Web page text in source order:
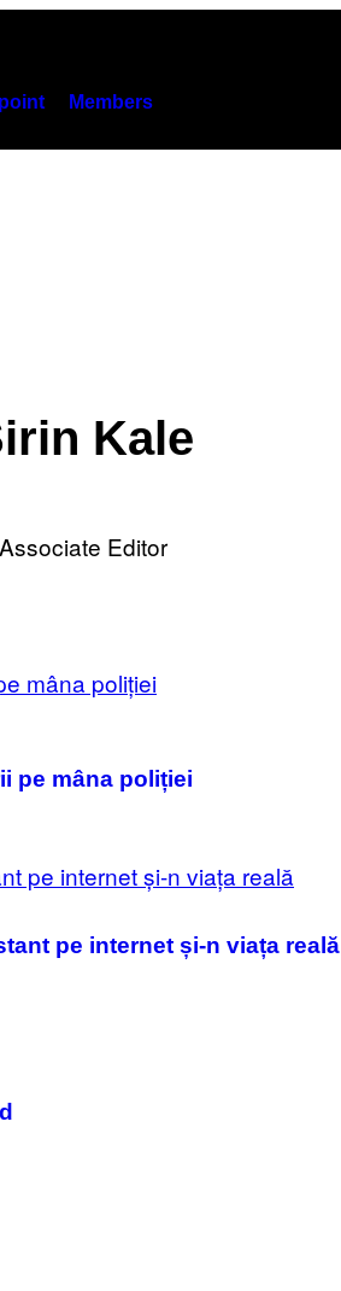
Members
Kale
Associate Editor
pe mâna poliției
pe internet și-n viața reală